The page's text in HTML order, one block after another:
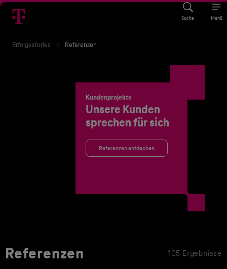
Suche Menü
Erfolgsstories Referenzen
Kundenprojekte
Unsere Kunden
sprechen für sich
Referenzen entdecken
Referenzen 105 Ergebnisse